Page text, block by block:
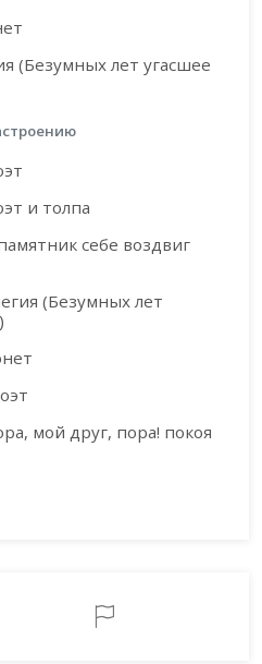
(Безумных лет угасшее
и толпа
себе воздвиг
(Безумных лет
мой друг, пopa! покоя